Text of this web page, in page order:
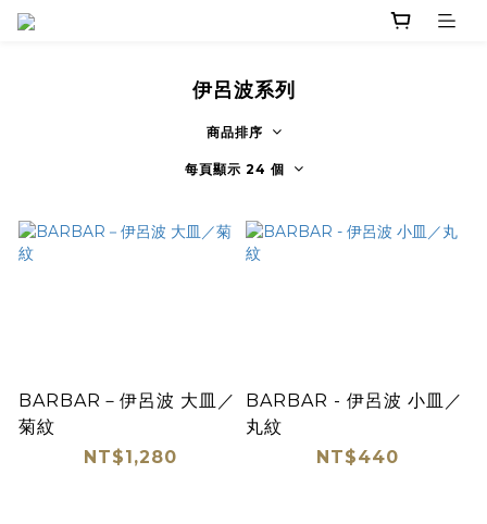
伊呂波系列
商品排序
每頁顯示 24 個
BARBAR－伊呂波 大皿／
菊紋
NT$1,280
BARBAR - 伊呂波 小皿／
丸紋
NT$440